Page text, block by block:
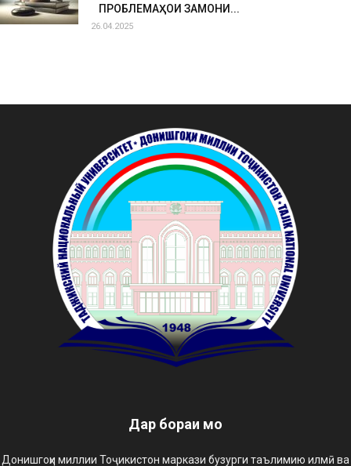
ПРОБЛЕМАҲОИ ЗАМОНИ...
26.04.2025
Дар бораи мо
Донишгоҳи миллии Тоҷикистон маркази бузурги таълимию илмӣ ва